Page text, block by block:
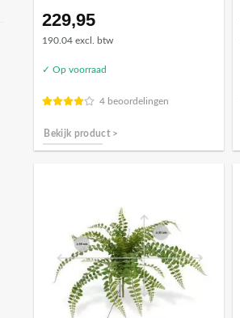
229,95
190.04 excl. btw
✓ Op voorraad
4 beoordelingen
Bekijk product >